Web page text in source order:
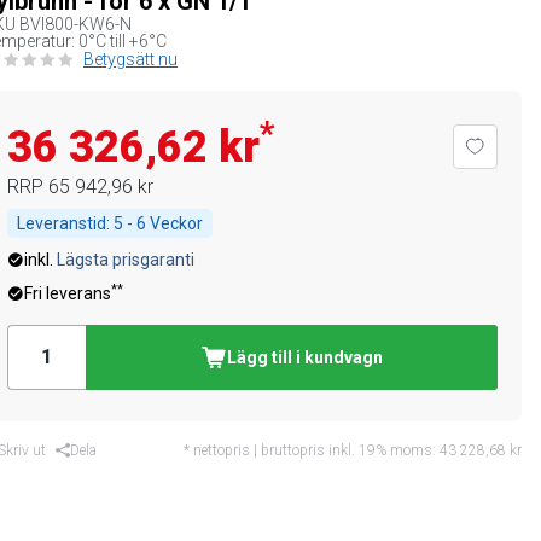
BVI800-KW6-N
0°C till +6°C
Betygsätt nu
36 326,62 kr*
RRP 65 942,96 kr
Leveranstid: 5 - 6 Veckor
inkl.
Lägsta prisgaranti
Fri leverans**
Lägg till i kundvagn
ut Dela * nettopris | bruttopris inkl. 19% moms: 43 228,68 kr